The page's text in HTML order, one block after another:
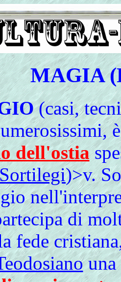
MAGIA
(casi,
dell'ostia
)>v.
di
fede
una